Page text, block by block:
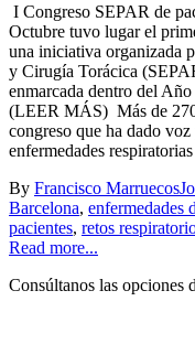
I Congreso SEPAR de
Octubre tuvo lugar el
una iniciativa organizada
y Cirugía Torácica
enmarcada dentro del
(LEER MÁS) Más de 270
congreso que ha dado
enfermedades
By Francisco Marruecos
Barcelona, enfermedades
pacientes, retos
Read more...
Consúltanos las opciones